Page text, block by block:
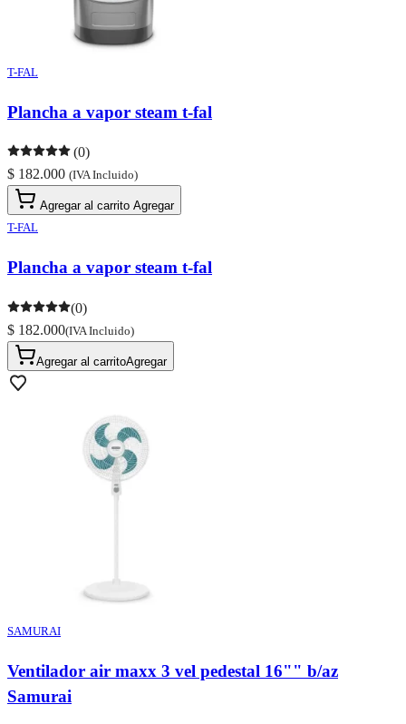
T-FAL
Plancha a vapor steam t-fal
(0)
$ 182.000 (IVA Incluido)
Agregar al carrito Agregar
T-FAL
Plancha a vapor steam t-fal
(0)
$ 182.000(IVA Incluido)
Agregar al carritoAgregar
SAMURAI
Ventilador air maxx 3 vel pedestal 16"" b/az
Samurai